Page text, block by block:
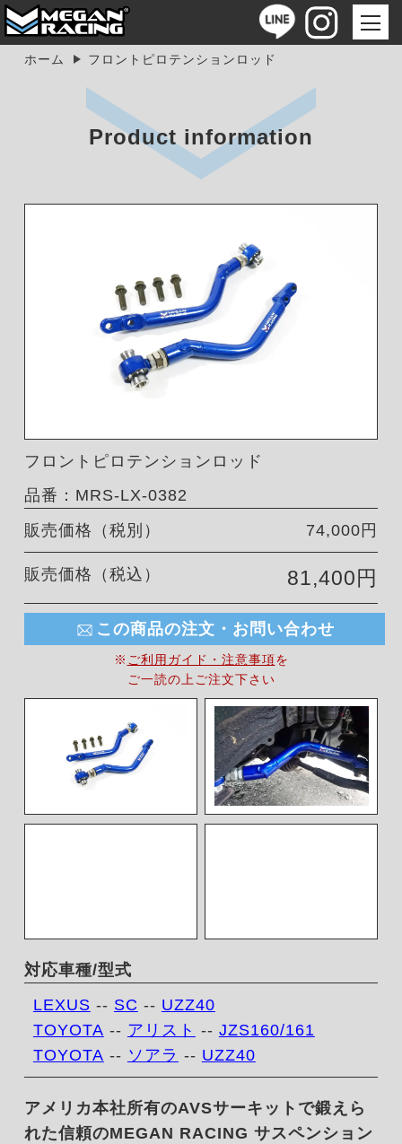
ホーム フロントピロテンションロッド
Product information
フロントピロテンションロッド
品番：MRS-LX-0382
販売価格（税別）
74,000円
販売価格（税込） 81,400円
この商品の注文・お問い合わせ
※ ご利用ガイド・注意事項を
ご一読の上ご注文下さい
対応車種/型式
LEXUS -- SC -- UZZ40
TOYOTA -- アリスト -- JZS160/161
TOYOTA -- ソアラ -- UZZ40
アメリカ本社所有のAVSサーキットで鍛えら
れた信頼のMEGAN RACING サスペンション